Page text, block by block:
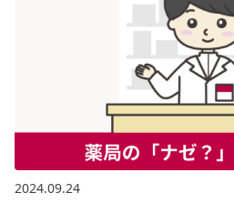
2024.09.24